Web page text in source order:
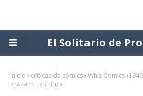
El Solitario de
Inicio críticas de cómics Whiz Comics
Shazam. La Crítica